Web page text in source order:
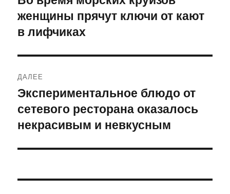
записям
запись:
женщины прячут ключи от кают
в лифчиках
ДАЛЕЕ
Следующая
запись:
Экспериментальное блюдо от
сетевого ресторана оказалось
некрасивым и невкусным